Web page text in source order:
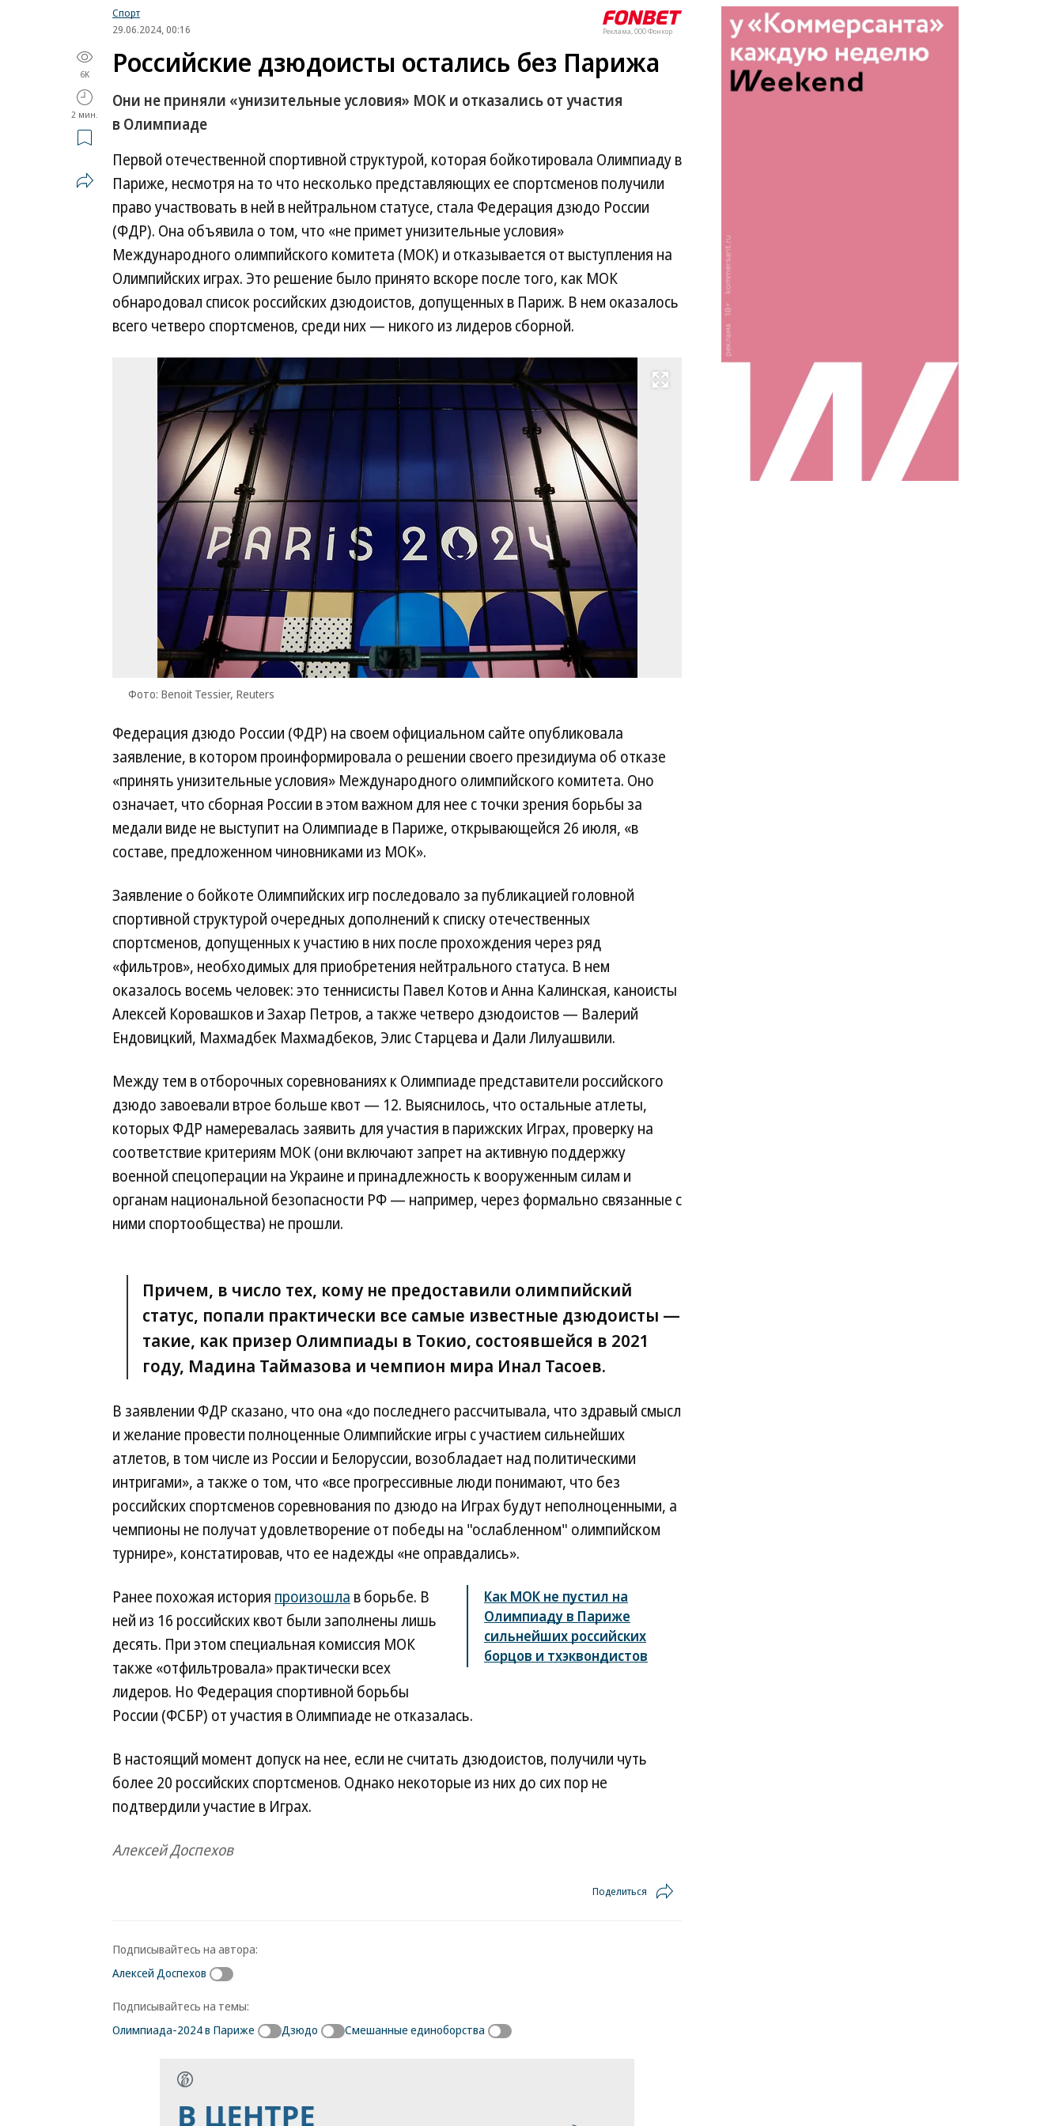
Реклама, ООО Фонкор
Спорт
29.06.2024, 00:16
6K
2 мин.
Российские дзюдоисты остались без Парижа
Они не приняли «унизительные условия» МОК и отказались от участия
в Олимпиаде
Первой отечественной спортивной структурой, которая бойкотировала Олимпиаду в
Париже, несмотря на то что несколько представляющих ее спортсменов получили
право участвовать в ней в нейтральном статусе, стала Федерация дзюдо России
(ФДР). Она объявила о том, что «не примет унизительные условия»
Международного олимпийского комитета (МОК) и отказывается от выступления на
Олимпийских играх. Это решение было принято вскоре после того, как МОК
обнародовал список российских дзюдоистов, допущенных в Париж. В нем оказалось
всего четверо спортсменов, среди них — никого из лидеров сборной.
Развернуть на весь экран
Фото: Benoit Tessier, Reuters
Федерация дзюдо России (ФДР) на своем официальном сайте опубликовала
заявление, в котором проинформировала о решении своего президиума об отказе
«принять унизительные условия» Международного олимпийского комитета. Оно
означает, что сборная России в этом важном для нее с точки зрения борьбы за
медали виде не выступит на Олимпиаде в Париже, открывающейся 26 июля, «в
составе, предложенном чиновниками из МОК».
Заявление о бойкоте Олимпийских игр последовало за публикацией головной
спортивной структурой очередных дополнений к списку отечественных
спортсменов, допущенных к участию в них после прохождения через ряд
«фильтров», необходимых для приобретения нейтрального статуса. В нем
оказалось восемь человек: это теннисисты Павел Котов и Анна Калинская, каноисты
Алексей Коровашков и Захар Петров, а также четверо дзюдоистов — Валерий
Ендовицкий, Махмадбек Махмадбеков, Элис Старцева и Дали Лилуашвили.
Между тем в отборочных соревнованиях к Олимпиаде представители российского
дзюдо завоевали втрое больше квот — 12. Выяснилось, что остальные атлеты,
которых ФДР намеревалась заявить для участия в парижских Играх, проверку на
соответствие критериям МОК (они включают запрет на активную поддержку
военной спецоперации на Украине и принадлежность к вооруженным силам и
органам национальной безопасности РФ — например, через формально связанные с
ними спортообщества) не прошли.
Причем, в число тех, кому не предоставили олимпийский
статус, попали практически все самые известные дзюдоисты —
такие, как призер Олимпиады в Токио, состоявшейся в 2021
году, Мадина Таймазова и чемпион мира Инал Тасоев.
В заявлении ФДР сказано, что она «до последнего рассчитывала, что здравый смысл
и желание провести полноценные Олимпийские игры с участием сильнейших
атлетов, в том числе из России и Белоруссии, возобладает над политическими
интригами», а также о том, что «все прогрессивные люди понимают, что без
российских спортсменов соревнования по дзюдо на Играх будут неполноценными, а
чемпионы не получат удовлетворение от победы на "ослабленном" олимпийском
турнире», констатировав, что ее надежды «не оправдались».
Как МОК не пустил на
Олимпиаду в Париже
сильнейших российских
борцов и тхэквондистов
Ранее похожая история произошла в борьбе. В
ней из 16 российских квот были заполнены лишь
десять. При этом специальная комиссия МОК
также «отфильтровала» практически всех
лидеров. Но Федерация спортивной борьбы
России (ФСБР) от участия в Олимпиаде не отказалась.
В настоящий момент допуск на нее, если не считать дзюдоистов, получили чуть
более 20 российских спортсменов. Однако некоторые из них до сих пор не
подтвердили участие в Играх.
Алексей Доспехов
Поделиться
Подписывайтесь на автора:
Алексей Доспехов
Подписывайтесь на темы:
Олимпиада-2024 в Париже
Дзюдо Смешанные единоборства